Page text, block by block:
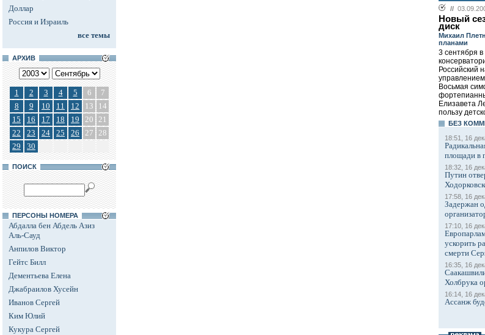
Доллар
Россия и Израиль
все темы
АРХИВ
1 2 3 4 5 6
7
8
9 10 11 12 13
14
15
16 17 18 19 20 21
22
23 24 25 26 27 28
29
30
ПОИСК
ПЕРСОНЫ НОМЕРА
Абдалла бен Абдель Азиз
Аль-Сауд
Анпилов Виктор
Гейтс Билл
Дементьева Елена
Джабраилов Хусейн
Иванов Сергей
Ким Юлий
Кукура Сергей
//
Новый
диск
Михаил
планами
3 сентября
Российский
Восьмая
Елизавета
пользу
БЕЗ
18:51, 16
площади в
18:32, 16
Путин
17:58, 16
Задержан
17:10, 16
ускорить
смерти
16:35, 16
Холбрука
16:14, 16
Ассанж